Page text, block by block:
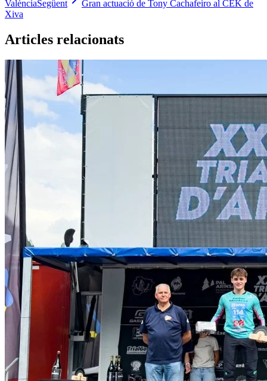
ValènciaSegüent
Gran actuació de Tony Cachafeiro al CEK de
Xiva
Articles relacionats